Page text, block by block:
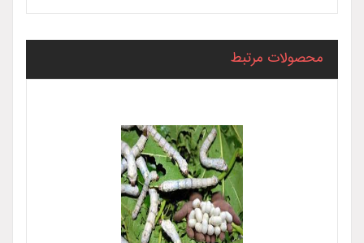
محصولات مرتبط